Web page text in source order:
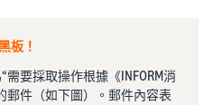
板！
要採取操作根據《INFORM消
郵件（如下圖）。郵件內容表